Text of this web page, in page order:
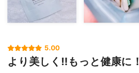
5.00
より美しく‼️もっと健康に！